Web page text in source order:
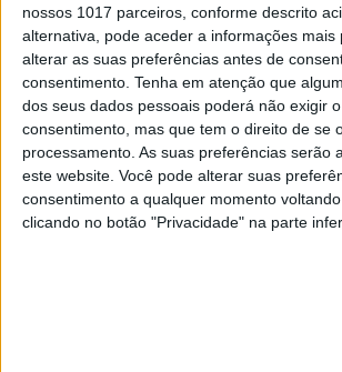
nossos 1017 parceiros, conforme descrito
alternativa, pode aceder a informações mais
alterar as suas preferências antes de
consentimento. Tenha em atenção que
dos seus dados pessoais poderá não exigir
consentimento, mas que tem o direito de se
processamento. As suas preferências serão
este website. Você pode alterar suas
consentimento a qualquer momento
clicando no botão "Privacidade" na parte
O evento AI Day da Tesla fica
revelação do robô humanoide
Musk antevê que o negócio dos
do que a indústria automóvel
Exame Informática